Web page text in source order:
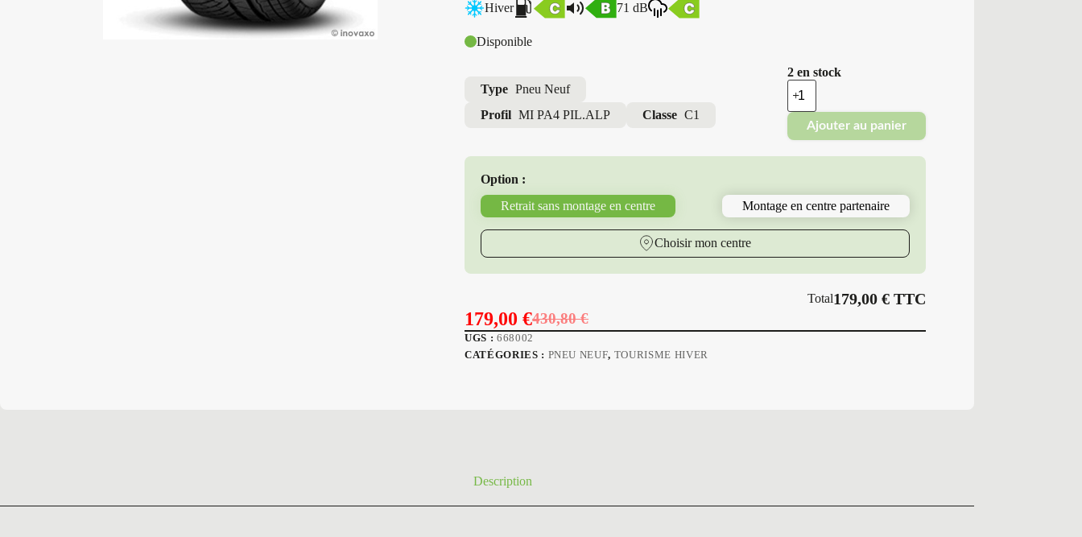
Hiver 71 dB
Disponible
Type Pneu Neuf
Profil MI PA4 PIL.ALP Classe C1
2 en stock
quantité
de
Michelin
Pneus
Neufs
98
V
Ajouter au panier
Option :
Retrait sans montage en centre
Montage en centre partenaire
Choisir mon centre
Total179,00 €TTC
430,80€
Le
prix
179,00€
Le
prix
UGS : 668002
CATÉGORIES : PNEU NEUF, TOURISME HIVER
Description